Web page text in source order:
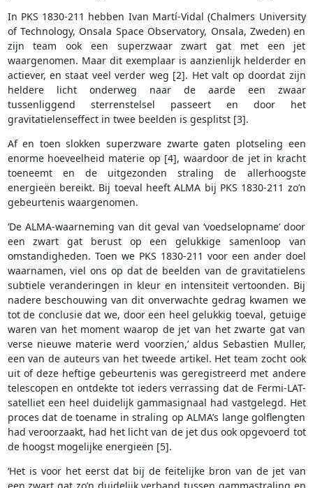
In PKS 1830-211 hebben Ivan Martí-Vidal (Chalmers University
of Technology, Onsala Space Observatory, Onsala, Zweden) en
zijn team ook een superzwaar zwart gat met een jet
waargenomen. Maar dit exemplaar is aanzienlijk helderder en
actiever, en staat veel verder weg [2]. Het valt op doordat zijn
heldere licht onderweg naar de aarde een zwaar
tussenliggend sterrenstelsel passeert en door het
gravitatielenseffect in twee beelden is gesplitst [3].
Af en toen slokken superzware zwarte gaten plotseling een
enorme hoeveelheid materie op [4], waardoor de jet in kracht
toeneemt en de uitgezonden straling de allerhoogste
energieën bereikt. Bij toeval heeft ALMA bij PKS 1830-211 zo’n
gebeurtenis waargenomen.
‘De ALMA-waarneming van dit geval van ‘voedselopname’ door
een zwart gat berust op een gelukkige samenloop van
omstandigheden. Toen we PKS 1830-211 voor een ander doel
waarnamen, viel ons op dat de beelden van de gravitatielens
subtiele veranderingen in kleur en intensiteit vertoonden. Bij
nadere beschouwing van dit onverwachte gedrag kwamen we
tot de conclusie dat we, door een heel gelukkig toeval, getuige
waren van het moment waarop de jet van het zwarte gat van
verse nieuwe materie werd voorzien,’ aldus Sebastien Muller,
een van de auteurs van het tweede artikel. Het team zocht ook
uit of deze heftige gebeurtenis was geregistreerd met andere
telescopen en ontdekte tot ieders verrassing dat de Fermi-LAT-
satelliet een heel duidelijk gammasignaal had vastgelegd. Het
proces dat de toename in straling op ALMA’s lange golflengten
had veroorzaakt, had het licht van de jet dus ook opgevoerd tot
de hoogst mogelijke energieën [5].
‘Het is voor het eerst dat bij de feitelijke bron van de jet van